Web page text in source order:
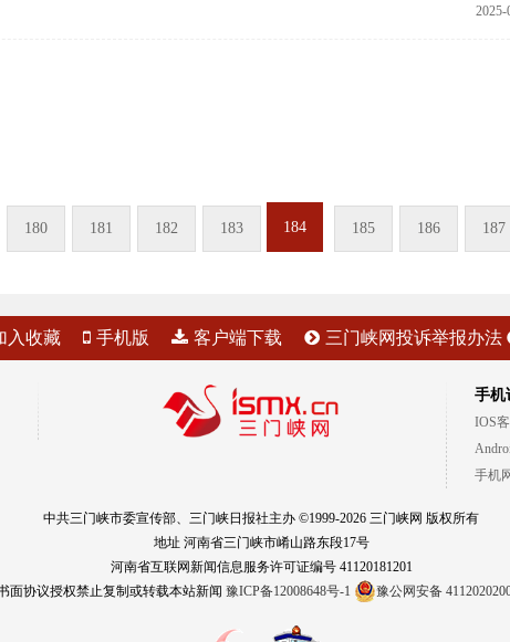
2025-
180 181 182 183 184 185 186 187
入收藏 手机版 客户端下载 三门峡网投诉举报办法
手机
IOS
手机
中共三门峡市委宣传部、三门峡日报社主办 ©1999-2026 三门峡网 版权所有
地址 河南省三门峡市崤山路东段17号
河南省互联网新闻信息服务许可证编号 41120181201
面协议授权禁止复制或转载本站新闻 豫ICP备12008648号-1 豫公网安备